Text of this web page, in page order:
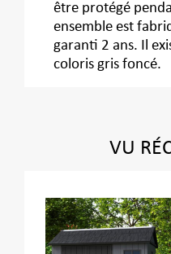
être protégé
ensemble est
garanti 2 ans. Il
coloris gris foncé.
VU